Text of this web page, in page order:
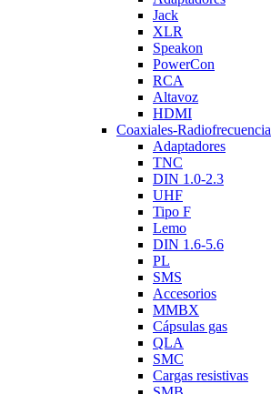
Jack
XLR
Speakon
PowerCon
RCA
Altavoz
HDMI
Coaxiales-Radiofrecuencia
Adaptadores
TNC
DIN 1.0-2.3
UHF
Tipo F
Lemo
DIN 1.6-5.6
PL
SMS
Accesorios
MMBX
Cápsulas gas
QLA
SMC
Cargas resistivas